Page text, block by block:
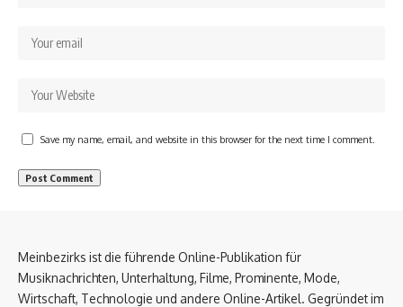
Save my name, email, and website in this browser for the next time I comment.
Meinbezirks ist die führende Online-Publikation für
Musiknachrichten, Unterhaltung, Filme, Prominente, Mode,
Wirtschaft, Technologie und andere Online-Artikel. Gegründet im